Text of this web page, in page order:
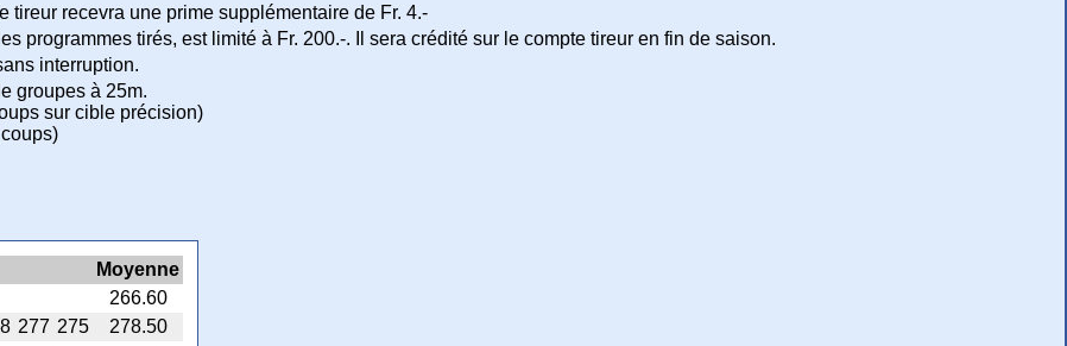
tireur recevra une prime supplémentaire de Fr. 4.-
programmes tirés, est limité à Fr. 200.-. Il sera crédité sur le compte tireur en fin de saison.
interruption.
groupes à 25m.
sur cible précision)
Moyenne
266.60
277 275
278.50